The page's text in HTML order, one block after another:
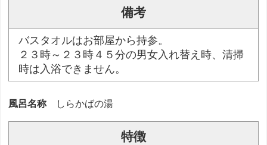
備考
バスタオルはお部屋から持参。
２３時～２３時４５分の男女入れ替え時、清掃
時は入浴できません。
風呂名称 しらかばの湯
特徴